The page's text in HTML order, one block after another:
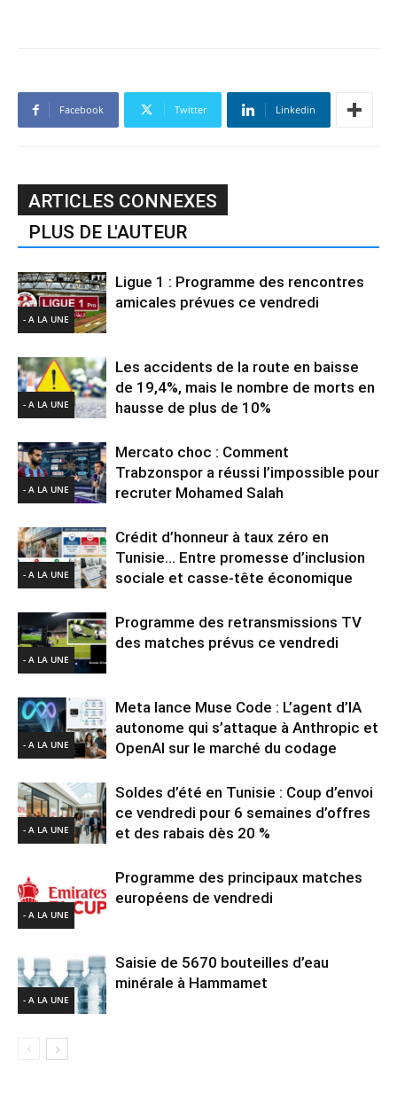
Facebook Twitter Linkedin
ARTICLES CONNEXES
PLUS DE L'AUTEUR
- A LA UNE
Ligue 1 : Programme des rencontres
amicales prévues ce vendredi
- A LA UNE
Les accidents de la route en baisse
de 19,4%, mais le nombre de morts en
hausse de plus de 10%
- A LA UNE
Mercato choc : Comment
Trabzonspor a réussi l’impossible pour
recruter Mohamed Salah
- A LA UNE
Crédit d’honneur à taux zéro en
Tunisie… Entre promesse d’inclusion
sociale et casse-tête économique
- A LA UNE
Programme des retransmissions TV
des matches prévus ce vendredi
- A LA UNE
Meta lance Muse Code : L’agent d’IA
autonome qui s’attaque à Anthropic et
OpenAI sur le marché du codage
- A LA UNE
Soldes d’été en Tunisie : Coup d’envoi
ce vendredi pour 6 semaines d’offres
et des rabais dès 20 %
- A LA UNE
Programme des principaux matches
européens de vendredi
- A LA UNE
Saisie de 5670 bouteilles d’eau
minérale à Hammamet